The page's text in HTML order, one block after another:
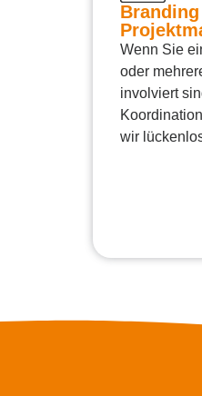
Branding
Wenn Sie
oder
involviert
wir